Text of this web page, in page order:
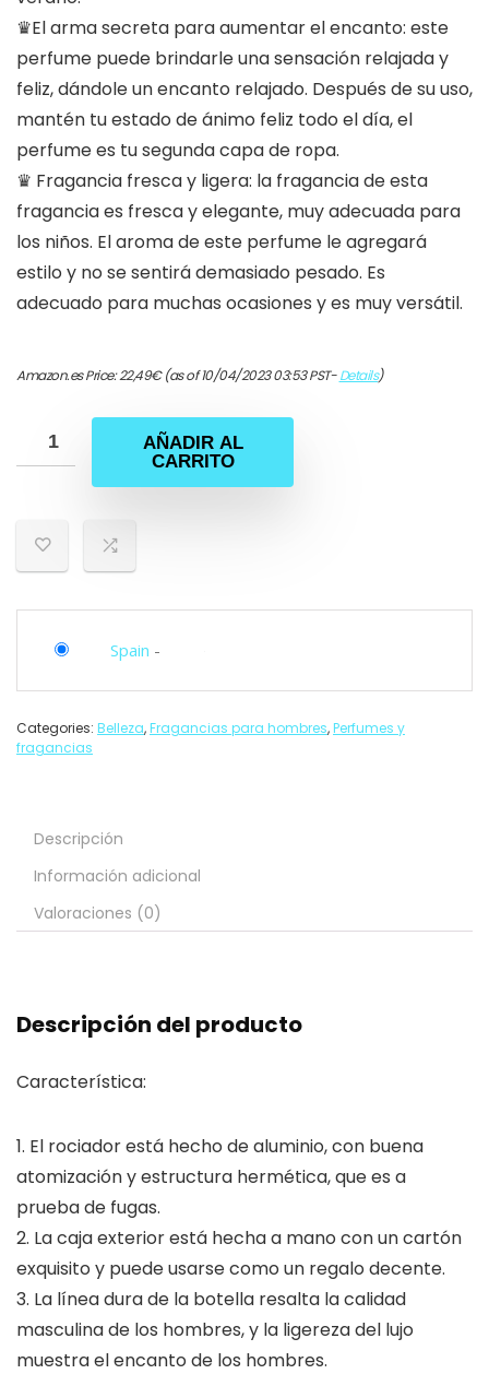
♛El arma secreta para aumentar el encanto: este
perfume puede brindarle una sensación relajada y
feliz, dándole un encanto relajado. Después de su uso,
mantén tu estado de ánimo feliz todo el día, el
perfume es tu segunda capa de ropa.
♛ Fragancia fresca y ligera: la fragancia de esta
fragancia es fresca y elegante, muy adecuada para
los niños. El aroma de este perfume le agregará
estilo y no se sentirá demasiado pesado. Es
adecuado para muchas ocasiones y es muy versátil.
Amazon.es Price:22,49€(as of 10/04/2023 03:53 PST-Details)
AÑADIR AL
CARRITO
Spain -
Categories: Belleza,Fragancias para hombres,Perfumes y
fragancias
Descripción
Información adicional
Valoraciones (0)
Descripción del producto
Característica:
1. El rociador está hecho de aluminio, con buena
atomización y estructura hermética, que es a
prueba de fugas.
2. La caja exterior está hecha a mano con un cartón
exquisito y puede usarse como un regalo decente.
3. La línea dura de la botella resalta la calidad
masculina de los hombres, y la ligereza del lujo
muestra el encanto de los hombres.